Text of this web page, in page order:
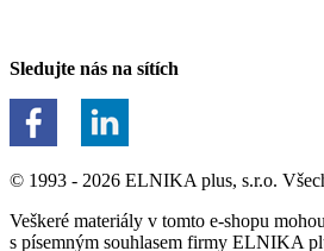
Sledujte nás na sítích
© 1993 - 2026 ELNIKA plus, s.r.o.
Veškeré materiály v tomto e-shopu
s písemným souhlasem firmy ELNIKA